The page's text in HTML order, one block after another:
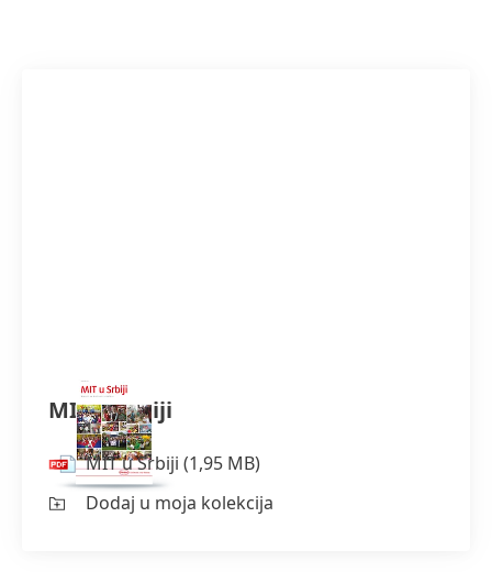
MIT u Srbiji
MIT u Srbiji (1,95 MB)
Dodaj u moja kolekcija